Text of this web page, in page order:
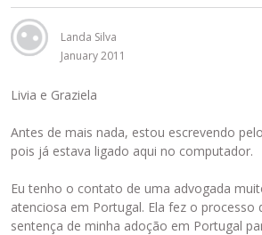
Landa Silva
January 2011
Livia e Graziela
Antes de mais nada, estou escrevendo
pois já estava ligado aqui no computador.
Eu tenho o contato de uma advogada
atenciosa em Portugal. Ela fez o processo
sentença de minha adoção em Portugal